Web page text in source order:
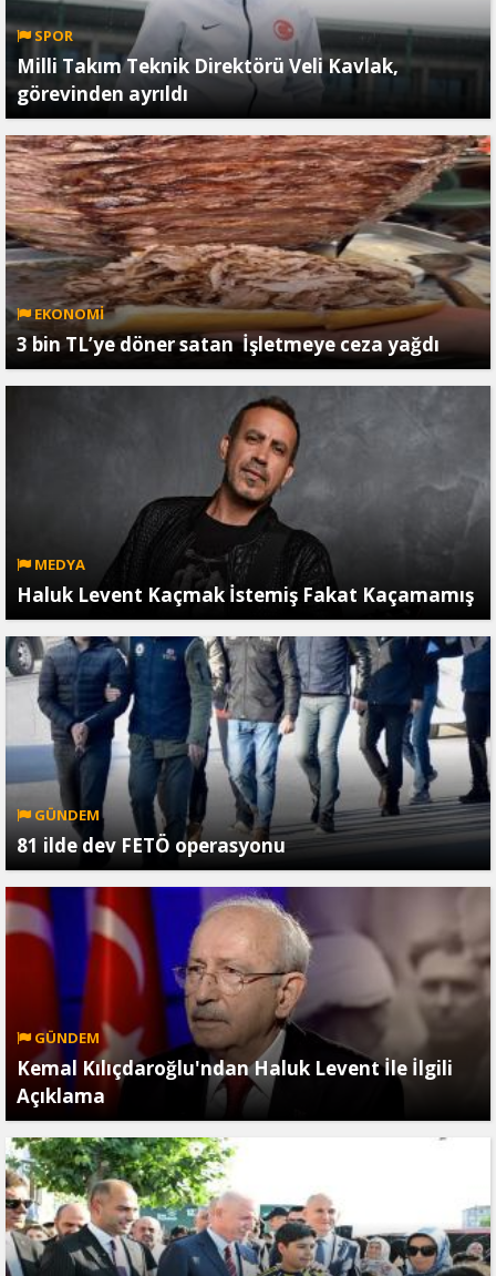
SPOR
Milli Takım Teknik Direktörü Veli Kavlak,
görevinden ayrıldı
EKONOMİ
3 bin TL’ye döner satan İşletmeye ceza yağdı
MEDYA
Haluk Levent Kaçmak İstemiş Fakat Kaçamamış
GÜNDEM
81 ilde dev FETÖ operasyonu
GÜNDEM
Kemal Kılıçdaroğlu'ndan Haluk Levent İle İlgili
Açıklama